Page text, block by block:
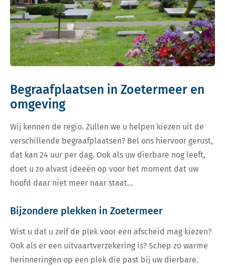
Begraafplaatsen in Zoetermeer en
omgeving
Wij kennen de regio. Zullen we u helpen kiezen uit de
verschillende begraafplaatsen? Bel ons hiervoor gerust,
dat kan 24 uur per dag. Ook als uw dierbare nog leeft,
doet u zo alvast ideeën op voor het moment dat uw
hoofd daar niet meer naar staat…
Bijzondere plekken in Zoetermeer
Wist u dat u zelf de plek voor een afscheid mag kiezen?
Ook als er een uitvaartverzekering is? Schep zo warme
herinneringen op een plek die past bij uw dierbare.